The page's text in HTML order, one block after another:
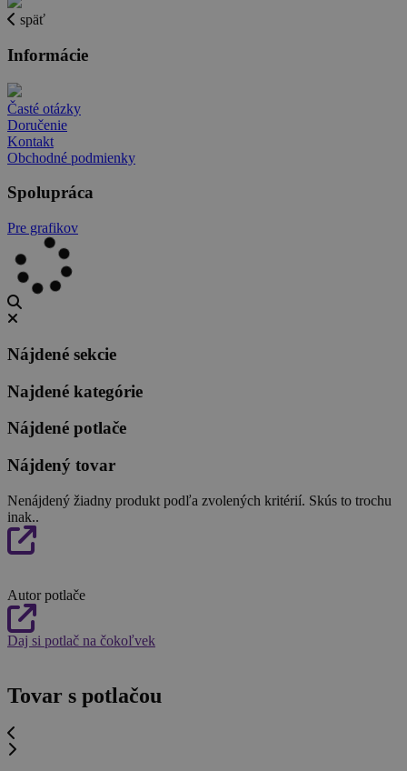
späť
Informácie
Časté otázky
Doručenie
Kontakt
Obchodné podmienky
Spolupráca
Pre grafikov
Nájdené sekcie
Najdené kategórie
Nájdené potlače
Nájdený tovar
Nenájdený žiadny produkt podľa zvolených kritérií. Skús to trochu
inak..
Autor potlače
Daj si potlač na čokoľvek
Tovar s potlačou